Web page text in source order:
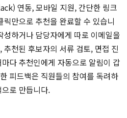
연동, 모바일 지원, 간단한 링크
만으로 추천을 완료할 수 있습니
하거나 담당자에게 따로 이메일을
천된 후보자의 서류 검토, 면접 진
다 추천인에게 자동으로 알림이 갑
피드백은 직원들의 참여를 독려하
로 만듭니다.